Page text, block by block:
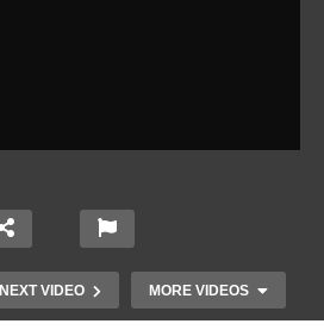
NEXT VIDEO MORE VIDEOS